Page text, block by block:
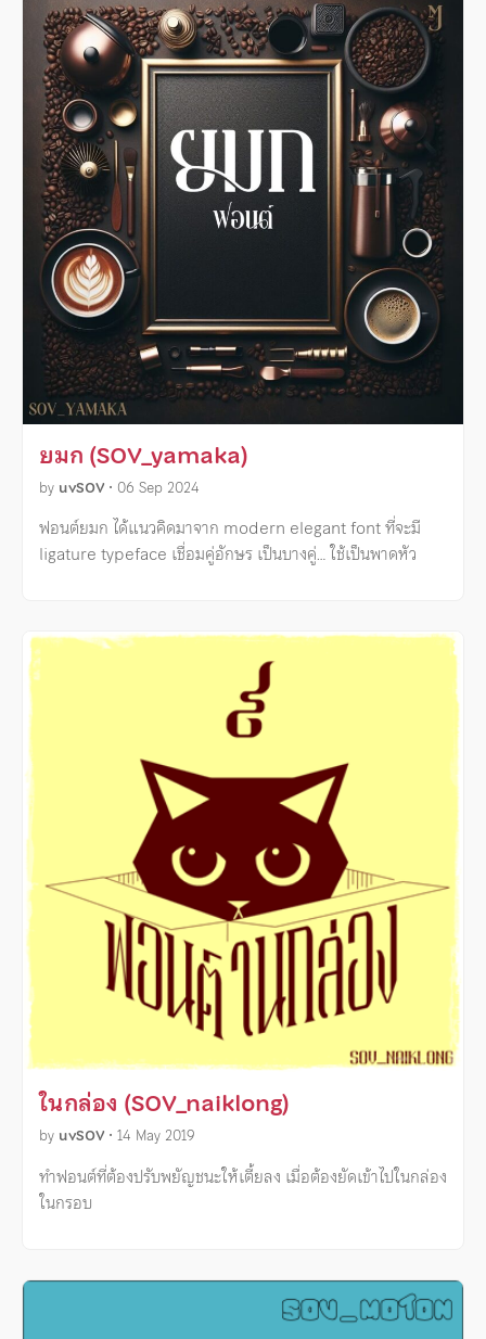
ยมก (SOV_yamaka)
by uvSOV • 06 Sep 2024
ฟอนต์ยมก ได้แนวคิดมาจาก modern elegant font ที่จะมี
ligature typeface เชื่อมคู่อักษร เป็นบางคู่… ใช้เป็นพาดหัว
ในกล่อง (SOV_naiklong)
by uvSOV • 14 May 2019
ทำฟอนต์ที่ต้องปรับพยัญชนะให้เตี้ยลง เมื่อต้องยัดเข้าไปในกล่อง
ในกรอบ